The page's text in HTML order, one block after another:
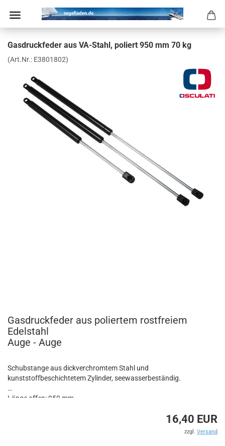
Gas­druck­fe­der aus VA-​Stahl, po­liert 950 mm 70 kg
(Art.Nr.: E3801802)
Gasdruckfeder aus poliertem rostfreiem
Edelstahl
Auge - Auge
Schubstange aus dickverchromtem Stahl und
kunststoffbeschichtetem Zylinder, seewasserbeständig.
Länge offen: 950 mm
16,40 EUR
zzgl. Versand